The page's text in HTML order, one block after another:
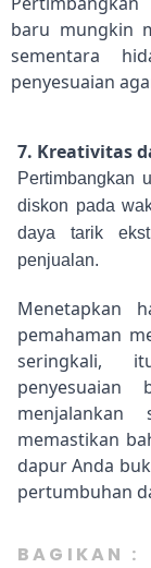
baru mungkin
sementara
penyesuaian
7. Kreativitas
Pertimbangkan
diskon pada
daya tarik
penjualan.
Menetapkan
pemahaman
seringkali,
penyesuaian
memastikan
dapur Anda
pertumbuhan
BAGIKAN :